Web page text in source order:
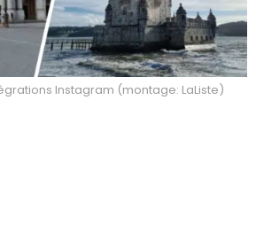
Instagram (montage: LaListe)